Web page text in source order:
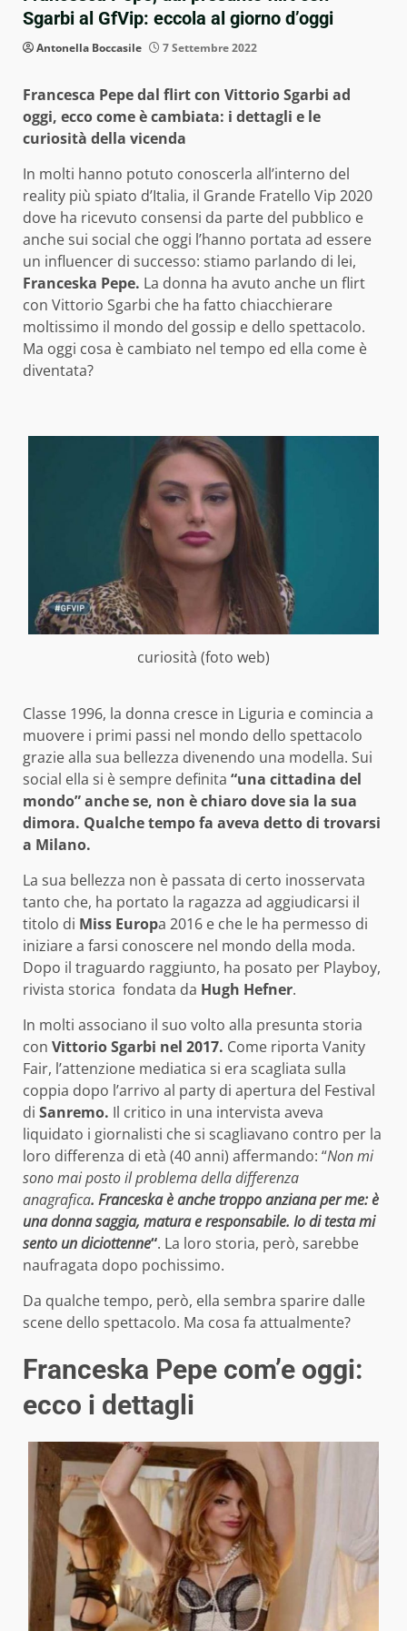
Sgarbi al GfVip: eccola al giorno d’oggi
Antonella Boccasile 7 Settembre 2022
Francesca Pepe dal flirt con Vittorio Sgarbi ad
oggi, ecco come è cambiata: i dettagli e le
curiosità della vicenda
In molti hanno potuto conoscerla all’interno del
reality più spiato d’Italia, il Grande Fratello Vip 2020
dove ha ricevuto consensi da parte del pubblico e
anche sui social che oggi l’hanno portata ad essere
un influencer di successo: stiamo parlando di lei,
Franceska Pepe. La donna ha avuto anche un flirt
con Vittorio Sgarbi che ha fatto chiacchierare
moltissimo il mondo del gossip e dello spettacolo.
Ma oggi cosa è cambiato nel tempo ed ella come è
diventata?
curiosità (foto web)
Classe 1996, la donna cresce in Liguria e comincia a
muovere i primi passi nel mondo dello spettacolo
grazie alla sua bellezza divenendo una modella. Sui
social ella si è sempre definita “una cittadina del
mondo” anche se, non è chiaro dove sia la sua
dimora. Qualche tempo fa aveva detto di trovarsi
a Milano.
La sua bellezza non è passata di certo inosservata
tanto che, ha portato la ragazza ad aggiudicarsi il
titolo di Miss Europa 2016 e che le ha permesso di
iniziare a farsi conoscere nel mondo della moda.
Dopo il traguardo raggiunto, ha posato per Playboy,
rivista storica fondata da Hugh Hefner.
In molti associano il suo volto alla presunta storia
con Vittorio Sgarbi nel 2017. Come riporta Vanity
Fair, l’attenzione mediatica si era scagliata sulla
coppia dopo l’arrivo al party di apertura del Festival
di Sanremo. Il critico in una intervista aveva
liquidato i giornalisti che si scagliavano contro per la
loro differenza di età (40 anni) affermando: “Non mi
sono mai posto il problema della differenza
anagrafica. Franceska è anche troppo anziana per me: è
una donna saggia, matura e responsabile. Io di testa mi
sento un diciottenne“. La loro storia, però, sarebbe
naufragata dopo pochissimo.
Da qualche tempo, però, ella sembra sparire dalle
scene dello spettacolo. Ma cosa fa attualmente?
Franceska Pepe com’e oggi:
ecco i dettagli